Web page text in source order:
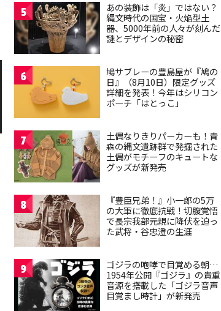
5
あの装飾は「炎」ではない？
縄文時代の国宝・火焔型土
器、5000年前の人々が刻んだ
謎とデザインの秘密
6
鳩サブレーの豊島屋が『鳩の
日』（8月10日）限定グッズ
詳細を発表！今年はシリコン
ポーチ「はとっこ」
7
土偶なりきりパーカーも！青
森の縄文遺跡群で発掘された
土偶がモチーフのキュートな
グッズが新発売
8
『豊臣兄弟！』小一郎の5万
の大軍に徹底抗戦！切腹覚悟
で長宗我部元親に降伏を迫っ
た武将・谷忠澄の生涯
9
ゴジラの咆哮で目覚める朝…
1954年公開『ゴジラ』の貴重
音源を搭載した「ゴジラ音声
目覚まし時計」が新発売